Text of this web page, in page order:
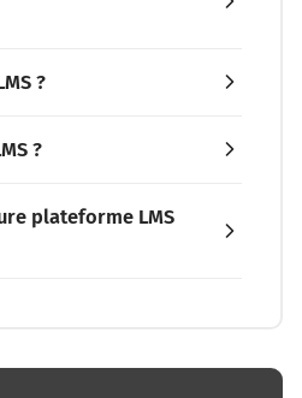
?
?
plateforme LMS